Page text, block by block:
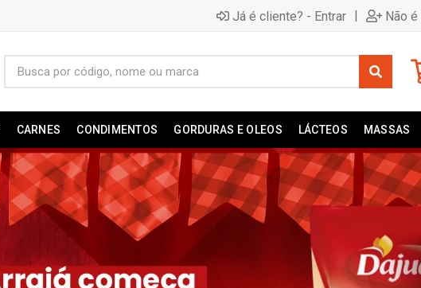
Já é cliente? - Entrar | Não
CARNES CONDIMENTOS GORDURAS E OLEOS LÁCTEOS MASSAS